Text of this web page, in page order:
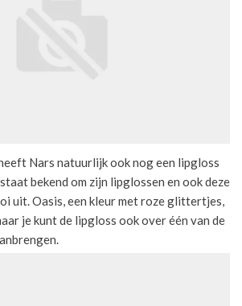
Nars natuurlijk ook nog een lipgloss
bekend om zijn lipglossen en ook deze
uit. Oasis, een kleur met roze glittertjes,
je kunt de lipgloss ook over één van de